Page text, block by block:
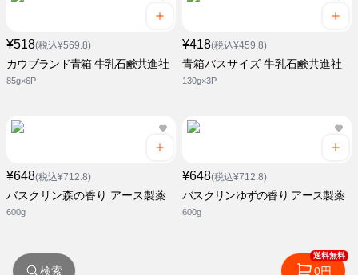
¥518(税込¥569.8)
カウブランド青箱 牛乳石鹸共進社
85g×6P
¥418(税込¥459.8)
青箱バスサイズ 牛乳石鹸共進社
130g×3P
¥648(税込¥712.8)
バスクリン森の香り アース製薬
600g
¥648(税込¥712.8)
バスクリンゆずの香り アース製薬
600g
検索
送料無料
0円